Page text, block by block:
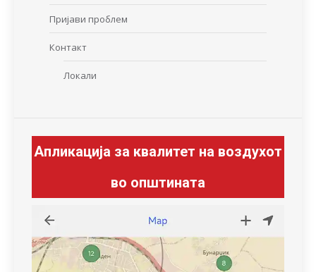
Пријави проблем
Контакт
Локали
Апликација за квалитет на воздухот
во општината